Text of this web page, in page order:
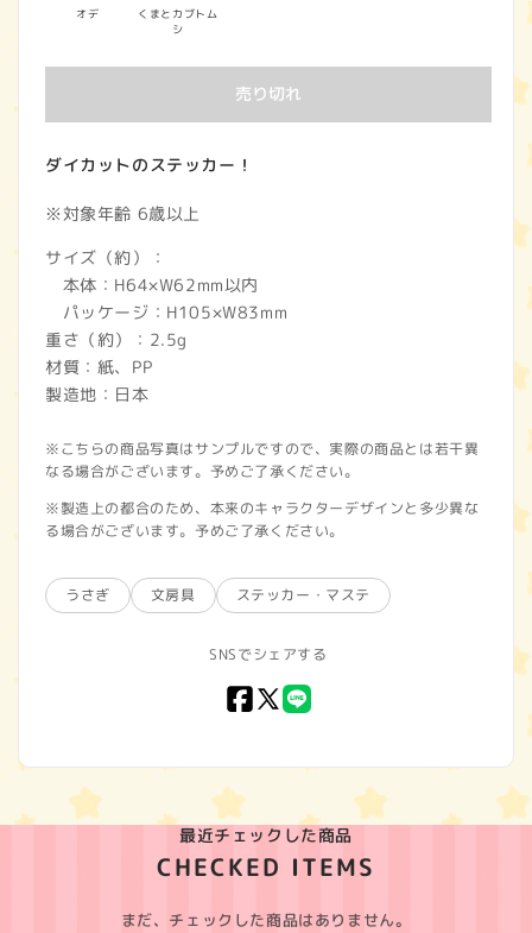
オデ
くまとカブトム
シ
売り切れ
ダイカットのステッカー！
※対象年齢 6歳以上
サイズ（約）：
本体：H64×W62mm以内
パッケージ：H105×W83mm
重さ（約）：2.5g
材質：紙、PP
製造地：日本
※こちらの商品写真はサンプルですので、実際の商品とは若干異
なる場合がございます。予めご了承ください。
※製造上の都合のため、本来のキャラクターデザインと多少異な
る場合がございます。予めご了承ください。
うさぎ 文房具 ステッカー・マステ
SNSでシェアする
Facebook
X
最近チェックした商品
CHECKED ITEMS
まだ、チェックした商品はありません。